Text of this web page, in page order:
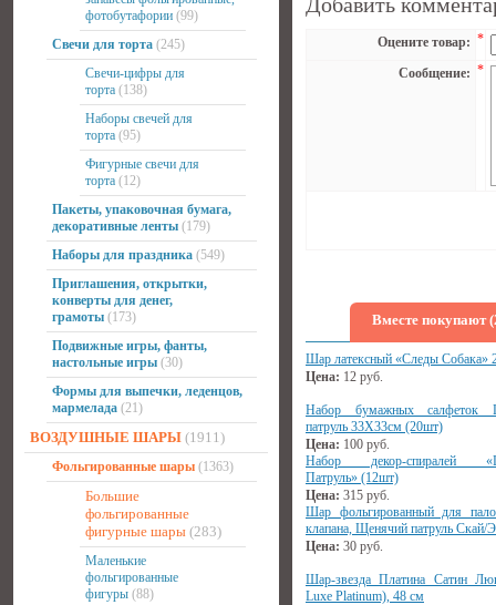
фотобутафории (99)
Свечи для торта (245)
Свечи-цифры для
торта (138)
Наборы свечей для
торта (95)
Фигурные свечи для
торта (12)
Пакеты, упаковочная бумага,
декоративные ленты (179)
Наборы для праздника (549)
Приглашения, открытки,
конверты для денег,
грамоты (173)
Подвижные игры, фанты,
настольные игры (30)
Формы для выпечки, леденцов,
мармелада (21)
ВОЗДУШНЫЕ ШАРЫ (1911)
Фольгированные шары (1363)
Большие
фольгированные
фигурные шары (283)
Маленькие
фольгированные
фигуры (88)
Оцените товар: *
Сообщение: *
Вместе покупают
Шар латексный «Следы Собака»
Цена: 12 руб.
Набор бумажных салфеток
патруль 33Х33см (20шт)
Цена: 100 руб.
Набор декор-спиралей
Патруль» (12шт)
Цена: 315 руб.
Шар фольгированный для
клапана, Щенячий патруль Скай/
Цена: 30 руб.
Шар-звезда Платина Сатин
Luxe Platinum), 48 см